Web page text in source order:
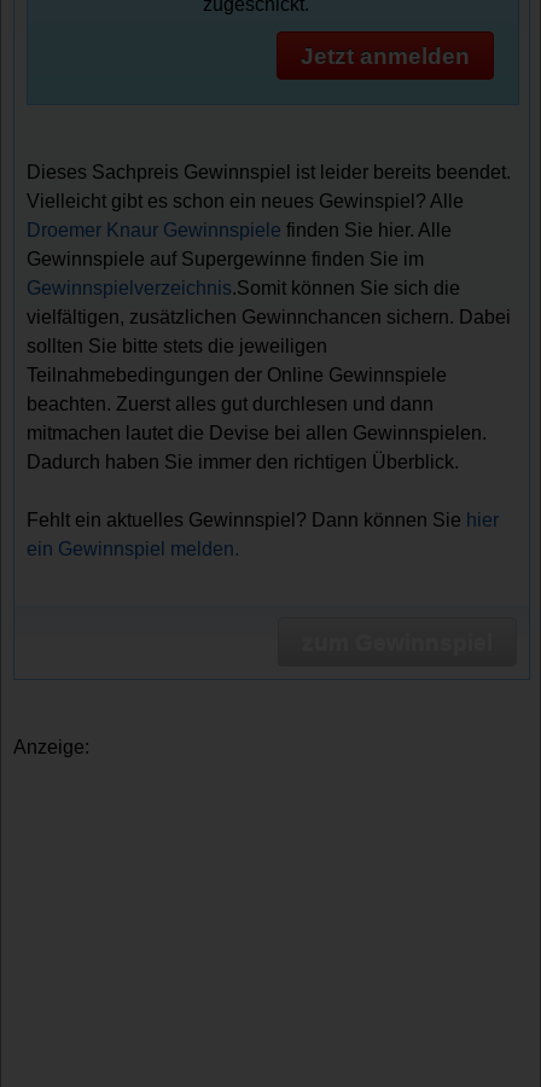
zugeschickt.
Jetzt anmelden
Dieses Sachpreis Gewinnspiel ist leider bereits beendet.
Vielleicht gibt es schon ein neues Gewinspiel? Alle
Droemer Knaur Gewinnspiele finden Sie hier. Alle
Gewinnspiele auf Supergewinne finden Sie im
Gewinnspielverzeichnis.Somit können Sie sich die
vielfältigen, zusätzlichen Gewinnchancen sichern. Dabei
sollten Sie bitte stets die jeweiligen
Teilnahmebedingungen der Online Gewinnspiele
beachten. Zuerst alles gut durchlesen und dann
mitmachen lautet die Devise bei allen Gewinnspielen.
Dadurch haben Sie immer den richtigen Überblick.
Fehlt ein aktuelles Gewinnspiel? Dann können Sie hier
ein Gewinnspiel melden.
Anzeige: